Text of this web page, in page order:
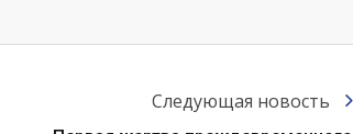
Следующая новость